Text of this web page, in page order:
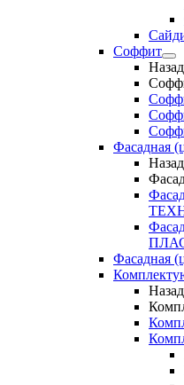
Соффит
Назад
Фасадная
Назад
Фасадная
Назад